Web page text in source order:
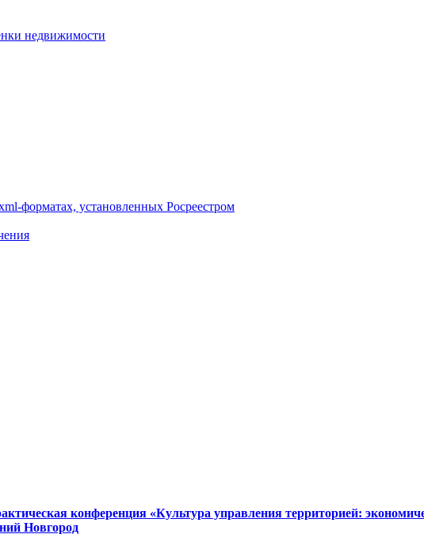
недвижимости
форматах, установленных Росреестром
конференция «Культура управления территорией:
Новгород